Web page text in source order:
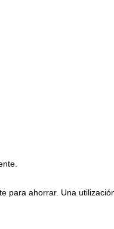
para ahorrar. Una